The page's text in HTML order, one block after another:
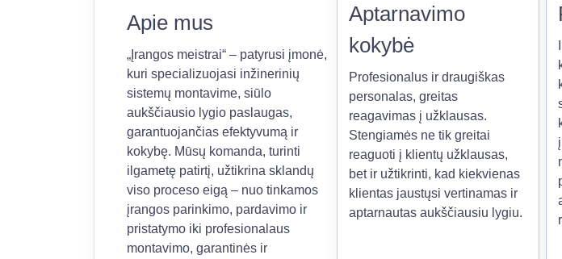
Apie mus
„Įrangos meistrai“ – patyrusi įmonė,
kuri specializuojasi inžinerinių
sistemų montavime, siūlo
aukščiausio lygio paslaugas,
garantuojančias efektyvumą ir
kokybę. Mūsų komanda, turinti
ilgametę patirtį, užtikrina sklandų
viso proceso eigą – nuo tinkamos
įrangos parinkimo, pardavimo ir
pristatymo iki profesionalaus
montavimo, garantinės ir
Aptarnavimo
kokybė
Profesionalus ir draugiškas
personalas, greitas
reagavimas į užklausas.
Stengiamės ne tik greitai
reaguoti į klientų užklausas,
bet ir užtikrinti, kad kiekvienas
klientas jaustųsi vertinamas ir
aptarnautas aukščiausiu lygiu.